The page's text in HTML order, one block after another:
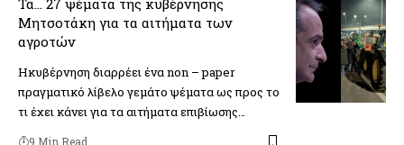
Τα… 27 ψέματα της κυβέρνησης
Μητσοτάκη για τα αιτήματα των
αγροτών
Ηκυβέρνηση διαρρέει ένα non – paper
πραγματικό λίβελο γεμάτο ψέματα ως προς το
τι έχει κάνει για τα αιτήματα επιβίωσης…
9 Min Read